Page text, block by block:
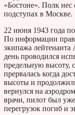
«Бостоне». Полк
подступах в Москве.
22 июня 1943 года
По информации
экипажа
день проводился
предельную высоту,
прервалась когда
высоты и
вернулся на
врачи, пилот был
перегрузок погиб и